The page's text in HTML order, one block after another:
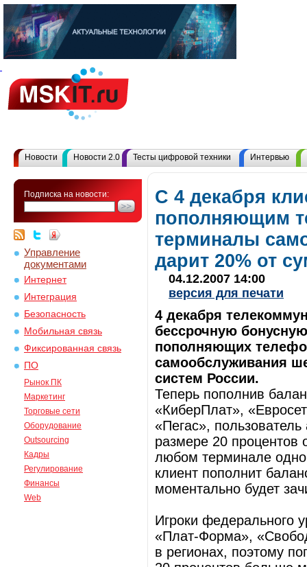
Новости Новости 2.0 Тесты цифровой техники Интервью
Подписка на новости:
Управление
документами
Интернет
Интеграция
Безопасность
Мобильная связь
Фиксированная связь
ПО
Рынок ПК
Маркетинг
Торговые сети
Оборудование
Outsourcing
Кадры
Регулирование
Финансы
Web
С 4 декабря
пополняющим
терминалы
дарит 20% от
04.12.2007 14:00
версия для печати
4 декабря
бессрочную
пополняющих
самообслуживания
систем России.
Теперь пополнив
«КиберПлат»,
«Пегас»,
размере 20 процентов
любом терминале
клиент пополнит
моментально будет
Игроки федерального
«Плат-Форма»,
в регионах, поэтому